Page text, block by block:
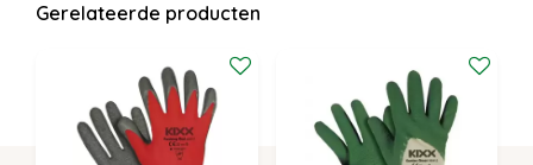
Gerelateerde producten